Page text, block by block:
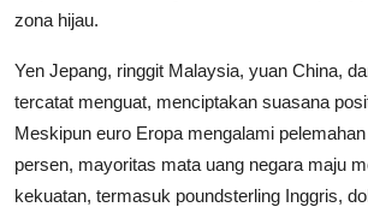
zona hijau.
Yen Jepang, ringgit Malaysia, yuan China,
tercatat menguat, menciptakan suasana
Meskipun euro Eropa mengalami
persen, mayoritas mata uang negara maju
kekuatan, termasuk poundsterling Inggris,